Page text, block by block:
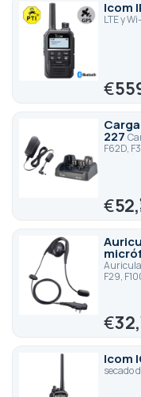
Icom
LTE y
€
227
F62D,
€52,
F29,
€32,
Icom
secado